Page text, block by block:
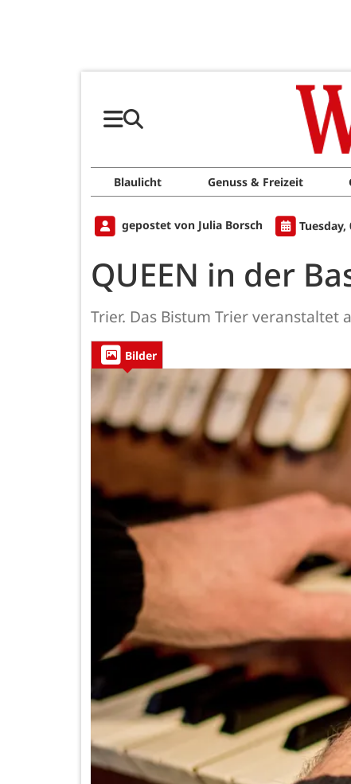
Blaulicht Genuss & Freizeit
gepostet von Julia Borsch Tuesday,
QUEEN in der
Trier. Das Bistum Trier veranstaltet
Bilder